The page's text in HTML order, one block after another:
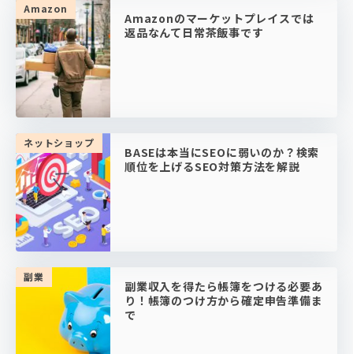
Amazon
Amazonのマーケットプレイスでは
返品なんて日常茶飯事です
ネットショップ
BASEは本当にSEOに弱いのか？検索
順位を上げるSEO対策方法を解説
副業
副業収入を得たら帳簿をつける必要あ
り！帳簿のつけ方から確定申告準備ま
で